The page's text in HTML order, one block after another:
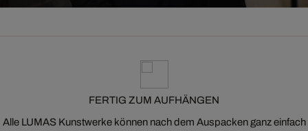
FERTIG ZUM AUFHÄNGEN
Alle LUMAS Kunstwerke können nach dem Auspacken ganz einfach